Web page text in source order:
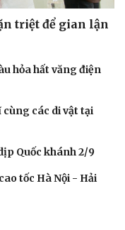
triệt để gian lận
hỏa hất văng điện
cùng các di vật tại
Quốc khánh 2/9
tốc Hà Nội - Hải